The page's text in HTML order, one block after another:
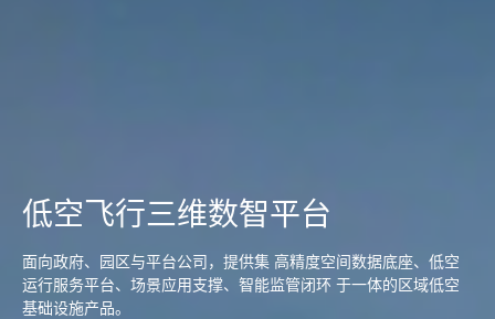
低空飞行三维数智平台
面向政府、园区与平台公司，提供集 高精度空间数据底座、低空
运行服务平台、场景应用支撑、智能监管闭环 于一体的区域低空
基础设施产品。